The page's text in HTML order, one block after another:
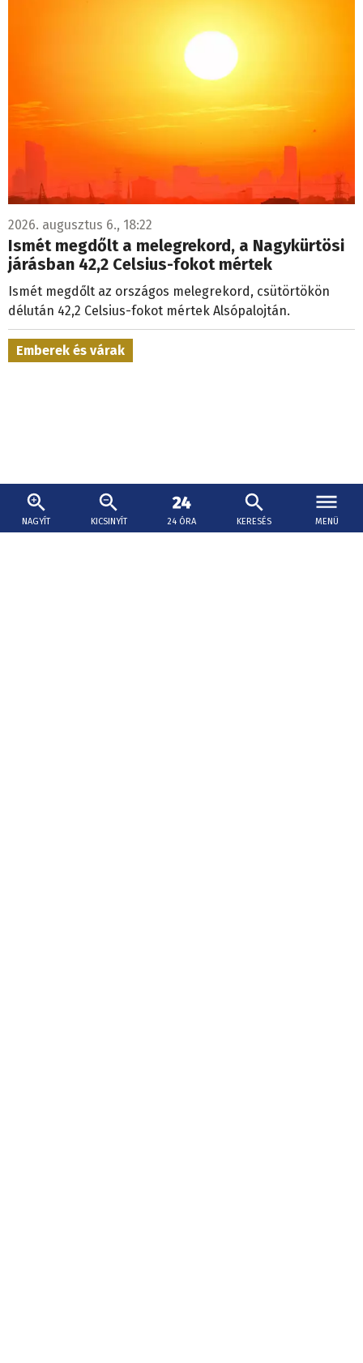
NAGYÍT KICSINYÍT 24 ÓRA KERESÉS MENÜ
2026. augusztus 6., 18:22
Ismét megdőlt a melegrekord, a Nagykürtösi
járásban 42,2 Celsius-fokot mértek
Ismét megdőlt az országos melegrekord, csütörtökön
délután 42,2 Celsius-fokot mértek Alsópalojtán.
Emberek és várak